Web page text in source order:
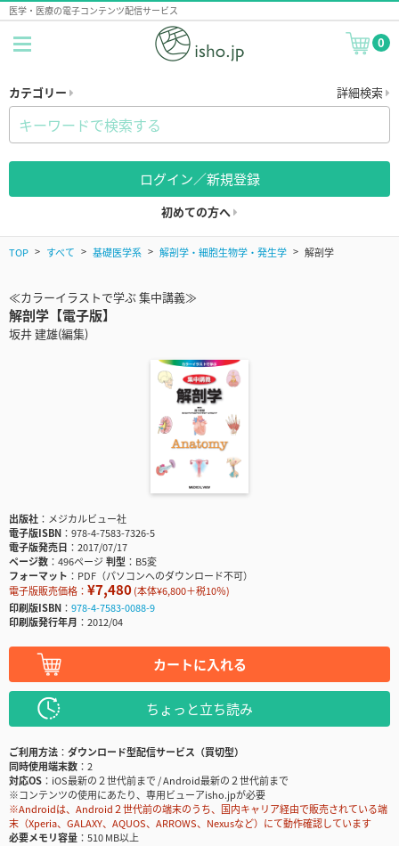
医学・医療の電子コンテンツ配信サービス
0
カテゴリー 詳細検索
ログイン／新規登録
初めての方へ
TOP すべて 基礎医学系 解剖学・細胞生物学・発生学 解剖学
≪カラーイラストで学ぶ 集中講義≫
解剖学【電子版】
坂井 建雄(編集)
出版社
メジカルビュー社
電子版ISBN
978-4-7583-7326-5
電子版発売日
2017/07/17
ページ数
496ページ判型
B5変
フォーマット
PDF（パソコンへのダウンロード不可）
電子版販売価格： ¥7,480(本体¥6,800＋税10％)
印刷版ISBN
978-4-7583-0088-9
印刷版発行年月
2012/04
カートに入れる
ちょっと立ち読み
ご利用方法
ダウンロード型配信サービス（買切型）
同時使用端末数
2
対応OS
iOS最新の２世代前まで / Android最新の２世代前まで
※コンテンツの使用にあたり、専用ビューアisho.jpが必要
※Androidは、Android２世代前の端末のうち、国内キャリア経由で販売されている端
末（Xperia、GALAXY、AQUOS、ARROWS、Nexusなど）にて動作確認しています
必要メモリ容量
510 MB以上